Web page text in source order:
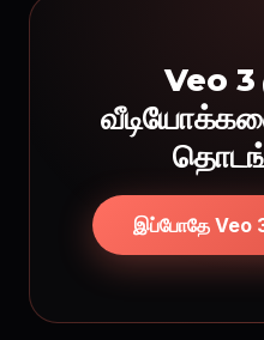
Veo 3
இப்போதே Veo